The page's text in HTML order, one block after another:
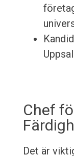
Chef
Det är